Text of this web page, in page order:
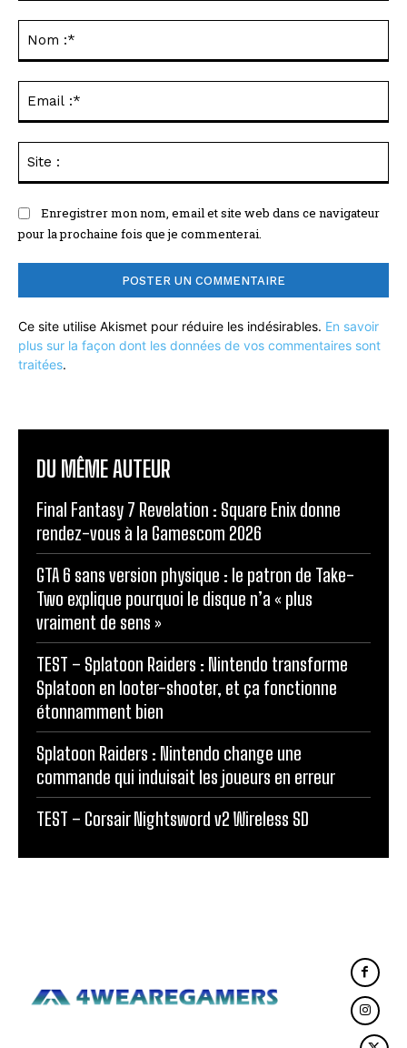
Enregistrer mon nom, email et site web dans ce navigateur
pour la prochaine fois que je commenterai.
Ce site utilise Akismet pour réduire les indésirables. En savoir
plus sur la façon dont les données de vos commentaires sont
traitées.
DU MÊME AUTEUR
Final Fantasy 7 Revelation : Square Enix donne
rendez-vous à la Gamescom 2026
GTA 6 sans version physique : le patron de Take-
Two explique pourquoi le disque n’a « plus
vraiment de sens »
TEST – Splatoon Raiders : Nintendo transforme
Splatoon en looter-shooter, et ça fonctionne
étonnamment bien
Splatoon Raiders : Nintendo change une
commande qui induisait les joueurs en erreur
TEST – Corsair Nightsword v2 Wireless SD